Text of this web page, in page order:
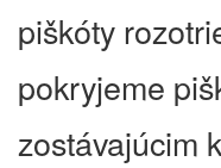
piškóty
pokryjeme
zostávajúcim